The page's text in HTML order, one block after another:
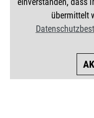
übermittelt